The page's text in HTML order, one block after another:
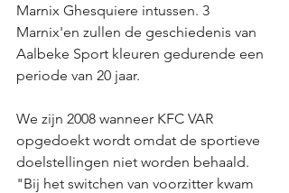
Marnix Ghesquiere intussen. 3
Marnix'en zullen de geschiedenis van
Aalbeke Sport kleuren gedurende een
periode van 20 jaar.
We zijn 2008 wanneer KFC VAR
opgedoekt wordt omdat de sportieve
doelstellingen niet worden behaald.
"Bij het switchen van voorzitter kwam